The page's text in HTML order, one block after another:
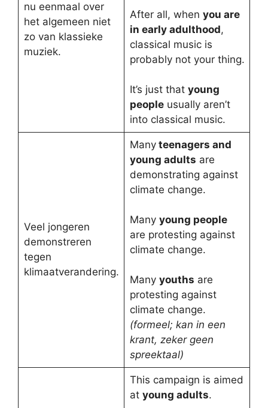
nu eenmaal over
het algemeen niet
zo van klassieke
muziek.
After all, when you are
in early adulthood,
classical music is
probably not your thing.
It’s just that young
peopleusually aren’t
into classical music.
Veel jongeren
demonstreren
tegen
klimaatverandering.
Manyteenagers and
young adults are
demonstrating against
climate change.
Many young people
are protesting against
climate change.
Many youths are
protesting against
climate change.
(formeel; kan in een
krant, zeker geen
spreektaal)
This campaign is aimed
at young adults.